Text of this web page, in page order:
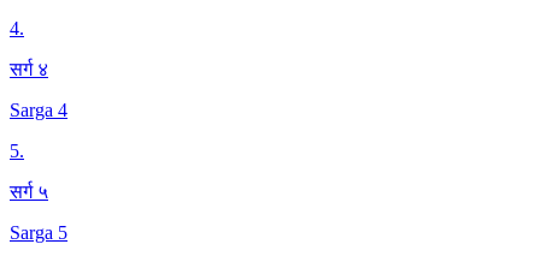
4.
सर्ग ४
Sarga 4
5.
सर्ग ५
Sarga 5